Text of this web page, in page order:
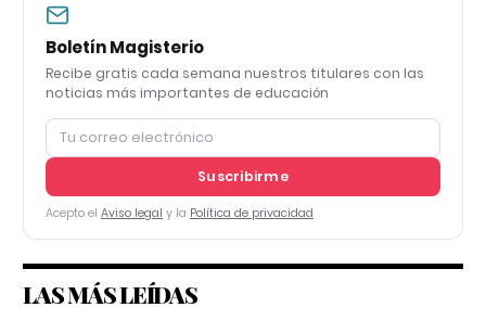
Boletín Magisterio
Recibe gratis cada semana nuestros titulares con las
noticias más importantes de educación
Suscribirme
Acepto el Aviso legal y la Política de privacidad
LAS MÁS LEÍDAS